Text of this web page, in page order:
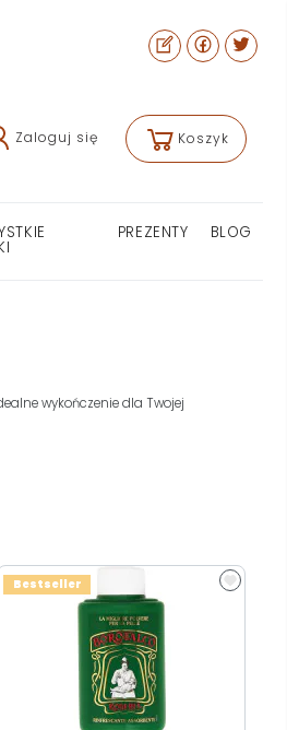
Zaloguj się Koszyk
PREZENTY BLOG
wykończenie dla Twojej
Bestseller